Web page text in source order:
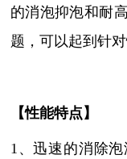
的消泡抑泡和耐
题，可以起到针
【性能特点】
1、迅速的消除